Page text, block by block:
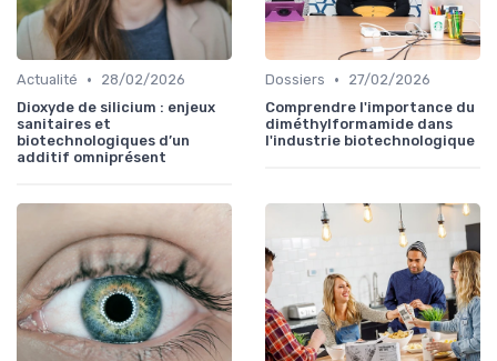
Actualité •
28/02/2026
Dioxyde de silicium : enjeux
sanitaires et
biotechnologiques d’un
additif omniprésent
Dossiers •
27/02/2026
Comprendre l'importance du
diméthylformamide dans
l'industrie biotechnologique